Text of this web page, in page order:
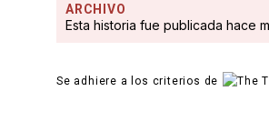
ARCHIVO
Esta historia fue publicada hace
Se adhiere a los criterios de